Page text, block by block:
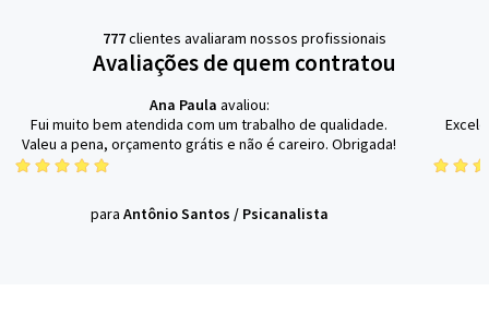
777clientes avaliaram nossos profissionais
Avaliações de quem contratou
Ana Paula avaliou:
Fui muito bem atendida com um trabalho de qualidade.
Valeu a pena, orçamento grátis e não é careiro. Obrigada!
para Antônio Santos / Psicanalista